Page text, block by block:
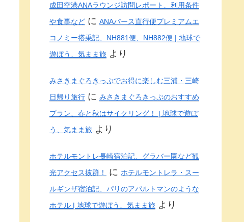
成田空港ANAラウンジ訪問レポート、利用条件
や食事など に ANAパース直行便プレミアムエ
コノミー搭乗記、NH881便、NH882便 | 地球で
遊ぼう、気まま旅 より
みさきまぐろきっぷでお得に楽しむ三浦・三崎
日帰り旅行 に みさきまぐろきっぷのおすすめ
プラン、春と秋はサイクリング！ | 地球で遊ぼ
う、気まま旅 より
ホテルモントレ長崎宿泊記、グラバー園など観
光アクセス抜群！
に ホテルモントレラ・スー
ルギンザ宿泊記、パリのアパルトマンのような
ホテル | 地球で遊ぼう、気まま旅 より